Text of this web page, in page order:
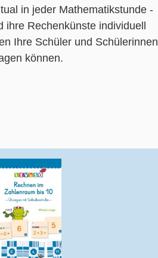
in jeder Mathematikstunde -
Rechenkünste individuell
Ihre Schüler und Schülerinnen
können.
im Zahlenraum bis 10